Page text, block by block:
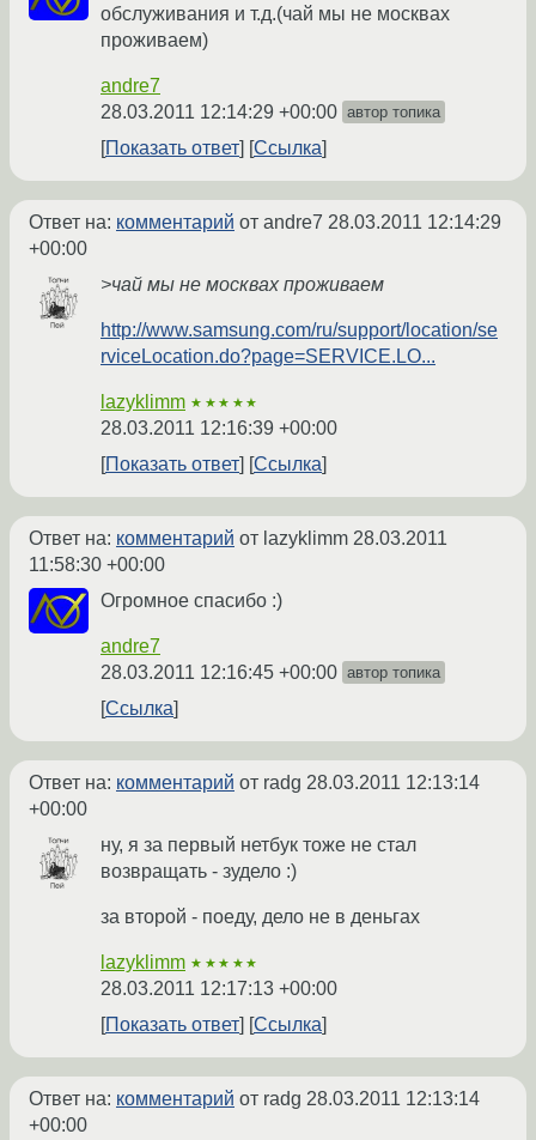
обслуживания и т.д.(чай мы не москвах
проживаем)
andre7
28.03.2011 12:14:29 +00:00 автор топика
Показать ответ Ссылка
Ответ на: комментарий от andre7 28.03.2011 12:14:29
+00:00
>чай мы не москвах проживаем
http://www.samsung.com/ru/support/location/se
rviceLocation.do?page=SERVICE.LO...
lazyklimm ★★★★★
28.03.2011 12:16:39 +00:00
Показать ответ
Ссылка
Ответ на: комментарий от lazyklimm 28.03.2011
11:58:30 +00:00
Огромное спасибо :)
andre7
28.03.2011 12:16:45 +00:00 автор топика
Ссылка
Ответ на: комментарий от radg 28.03.2011 12:13:14
+00:00
ну, я за первый нетбук тоже не стал
возвращать - зудело :)
за второй - поеду, дело не в деньгах
lazyklimm ★★★★★
28.03.2011 12:17:13 +00:00
Показать ответ
Ссылка
Ответ на: комментарий от radg 28.03.2011 12:13:14
+00:00